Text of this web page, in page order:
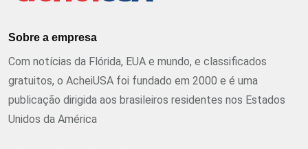
Sobre a empresa
Com notícias da Flórida, EUA e mundo, e classificados
gratuitos, o AcheiUSA foi fundado em 2000 e é uma
publicação dirigida aos brasileiros residentes nos Estados
Unidos da América